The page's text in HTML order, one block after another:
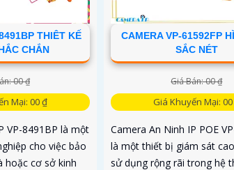
THIÊT KẾ
CHẮN
00 ₫
Mại: 00 ₫
VP-8491BP là một
cho việc bảo
hoặc cơ sở kinh
CAMERA VP-61592FP
SẮC NÉT
Giá Bán: 00 ₫
Giá Khuyến Mại:
Camera An Ninh IP POE
là một thiết bị giám sát
sử dụng rộng rãi trong hệ